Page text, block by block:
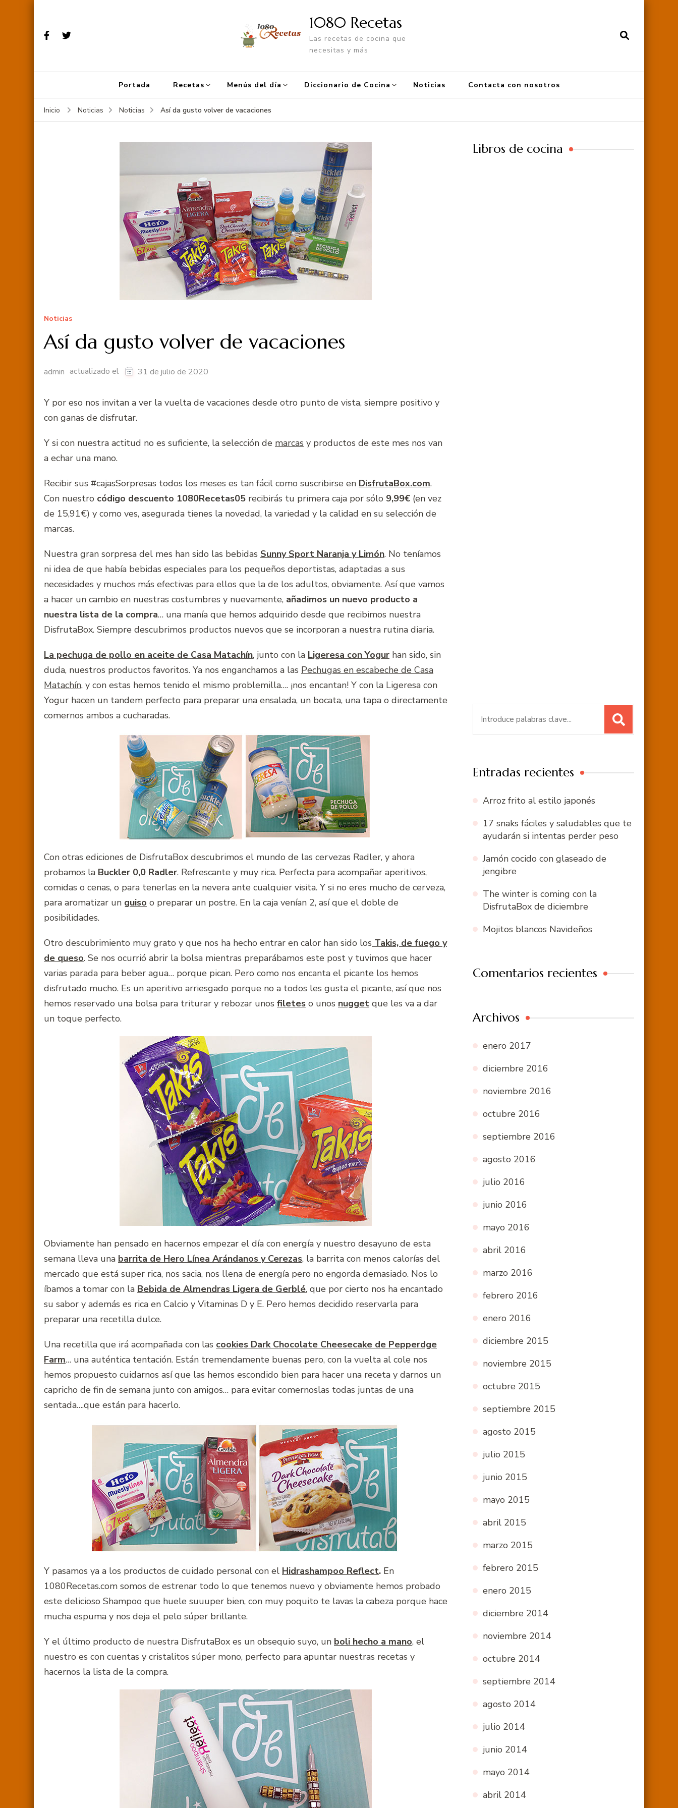
1080 Recetas
Las recetas de cocina que
necesitas y más
Portada Recetas Menús del día Diccionario de Cocina Noticias Contacta con nosotros
Inicio Noticias Noticias Así da gusto volver de vacaciones
Noticias
Así da gusto volver de vacaciones
admin actualizado el 31 de julio de 2020
Y por eso nos invitan a ver la vuelta de vacaciones desde otro punto de vista, siempre positivo y
con ganas de disfrutar.
Y si con nuestra actitud no es suficiente, la selección de marcas y productos de este mes nos van
a echar una mano.
Recibir sus #cajasSorpresas todos los meses es tan fácil como suscribirse en DisfrutaBox.com.
Con nuestro código descuento 1080Recetas05 recibirás tu primera caja por sólo 9,99€ (en vez
de 15,91€) y como ves, asegurada tienes la novedad, la variedad y la calidad en su selección de
marcas.
Nuestra gran sorpresa del mes han sido las bebidas Sunny Sport Naranja y Limón. No teníamos
ni idea de que había bebidas especiales para los pequeños deportistas, adaptadas a sus
necesidades y muchos más efectivas para ellos que la de los adultos, obviamente. Así que vamos
a hacer un cambio en nuestras costumbres y nuevamente, añadimos un nuevo producto a
nuestra lista de la compra… una manía que hemos adquirido desde que recibimos nuestra
DisfrutaBox. Siempre descubrimos productos nuevos que se incorporan a nuestra rutina diaria.
La pechuga de pollo en aceite de Casa Matachín, junto con la Ligeresa con Yogur han sido, sin
duda, nuestros productos favoritos. Ya nos enganchamos a las Pechugas en escabeche de Casa
Matachín, y con estas hemos tenido el mismo problemilla…. ¡nos encantan! Y con la Ligeresa con
Yogur hacen un tandem perfecto para preparar una ensalada, un bocata, una tapa o directamente
comernos ambos a cucharadas.
Con otras ediciones de DisfrutaBox descubrimos el mundo de las cervezas Radler, y ahora
probamos la Buckler 0,0 Radler. Refrescante y muy rica. Perfecta para acompañar aperitivos,
comidas o cenas, o para tenerlas en la nevera ante cualquier visita. Y si no eres mucho de cerveza,
para aromatizar un guiso o preparar un postre. En la caja venían 2, así que el doble de
posibilidades.
Otro descubrimiento muy grato y que nos ha hecho entrar en calor han sido los Takis, de fuego y
de queso. Se nos ocurrió abrir la bolsa mientras preparábamos este post y tuvimos que hacer
varias parada para beber agua… porque pican. Pero como nos encanta el picante los hemos
disfrutado mucho. Es un aperitivo arriesgado porque no a todos les gusta el picante, así que nos
hemos reservado una bolsa para triturar y rebozar unos filetes o unos nugget que les va a dar
un toque perfecto.
Obviamente han pensado en hacernos empezar el día con energía y nuestro desayuno de esta
semana lleva una barrita de Hero Línea Arándanos y Cerezas, la barrita con menos calorías del
mercado que está super rica, nos sacia, nos llena de energía pero no engorda demasiado. Nos lo
íbamos a tomar con la Bebida de Almendras Ligera de Gerblé, que por cierto nos ha encantado
su sabor y además es rica en Calcio y Vitaminas D y E. Pero hemos decidido reservarla para
preparar una recetilla dulce.
Una recetilla que irá acompañada con las cookies Dark Chocolate Cheesecake de Pepperdge
Farm… una auténtica tentación. Están tremendamente buenas pero, con la vuelta al cole nos
hemos propuesto cuidarnos así que las hemos escondido bien para hacer una receta y darnos un
capricho de fin de semana junto con amigos… para evitar comernoslas todas juntas de una
sentada….que están para hacerlo.
Y pasamos ya a los productos de cuidado personal con el Hidrashampoo Reflect. En
1080Recetas.com somos de estrenar todo lo que tenemos nuevo y obviamente hemos probado
este delicioso Shampoo que huele suuuper bien, con muy poquito te lavas la cabeza porque hace
mucha espuma y nos deja el pelo súper brillante.
Y el último producto de nuestra DisfrutaBox es un obsequio suyo, un boli hecho a mano, el
nuestro es con cuentas y cristalitos súper mono, perfecto para apuntar nuestras recetas y
hacernos la lista de la compra.
Libros de cocina
Entradas recientes
Arroz frito al estilo japonés
17 snaks fáciles y saludables que te
ayudarán si intentas perder peso
Jamón cocido con glaseado de
jengibre
The winter is coming con la
DisfrutaBox de diciembre
Mojitos blancos Navideños
Comentarios recientes
Archivos
enero 2017
diciembre 2016
noviembre 2016
octubre 2016
septiembre 2016
agosto 2016
julio 2016
junio 2016
mayo 2016
abril 2016
marzo 2016
febrero 2016
enero 2016
diciembre 2015
noviembre 2015
octubre 2015
septiembre 2015
agosto 2015
julio 2015
junio 2015
mayo 2015
abril 2015
marzo 2015
febrero 2015
enero 2015
diciembre 2014
noviembre 2014
octubre 2014
septiembre 2014
agosto 2014
julio 2014
junio 2014
mayo 2014
abril 2014